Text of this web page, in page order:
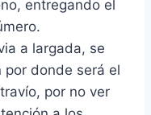
entregando el
a largada, se
por donde será el
por no ver